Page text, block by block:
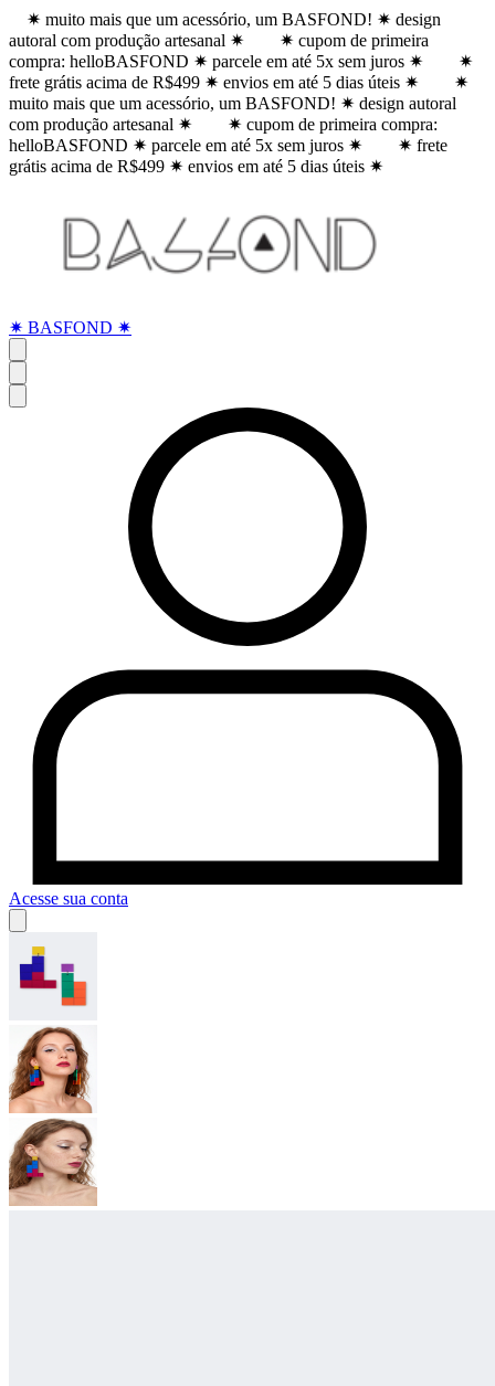
✷ muito mais que um acessório, um BASFOND! ✷ design
autoral com produção artesanal ✷
✷ cupom de primeira
compra: helloBASFOND ✷ parcele em até 5x sem juros ✷
✷
frete grátis acima de R$499 ✷ envios em até 5 dias úteis ✷
✷
muito mais que um acessório, um BASFOND! ✷ design autoral
com produção artesanal ✷
✷ cupom de primeira compra:
helloBASFOND ✷ parcele em até 5x sem juros ✷
✷ frete
grátis acima de R$499 ✷ envios em até 5 dias úteis ✷
✷ BASFOND ✷
Acesse sua conta